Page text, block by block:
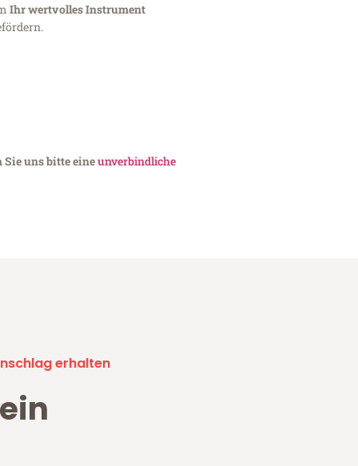
Ihr wertvolles Instrument
Sie uns bitte eineunverbindliche
erhalten